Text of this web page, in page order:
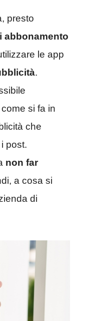
presto
abbonamento
le app
.
si fa in
che
post.
non far
a cosa si
di